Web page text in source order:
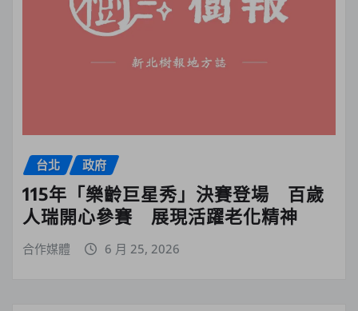
台北 政府
115年「樂齡巨星秀」決賽登場 百歲
人瑞開心參賽 展現活躍老化精神
合作媒體 6 月 25, 2026